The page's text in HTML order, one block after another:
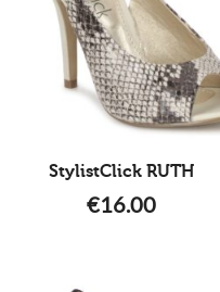
StylistClick RUTH
€16.00